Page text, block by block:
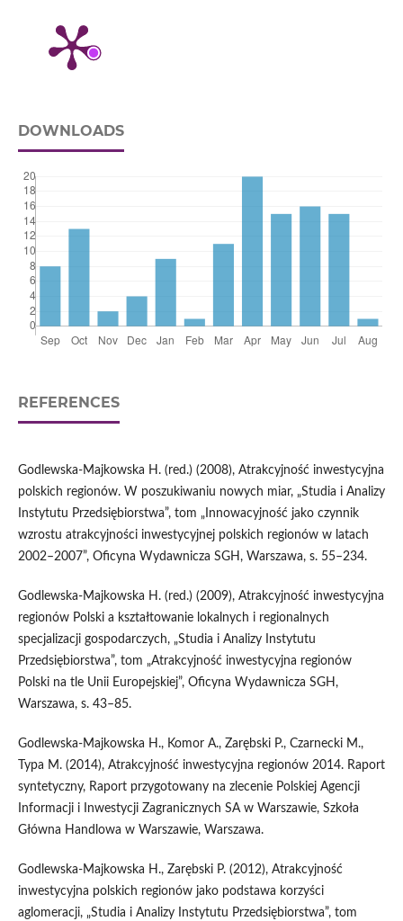
DOWNLOADS
REFERENCES
Godlewska‑Majkowska H. (red.) (2008), Atrakcyjność inwestycyjna
polskich regionów. W poszukiwaniu nowych miar, „Studia i Analizy
Instytutu Przedsiębiorstwa”, tom „Innowacyjność jako czynnik
wzrostu atrakcyjności inwestycyjnej polskich regionów w latach
2002–2007”, Oficyna Wydawnicza SGH, Warszawa, s. 55–234.
Godlewska‑Majkowska H. (red.) (2009), Atrakcyjność inwestycyjna
regionów Polski a kształtowanie lokalnych i regionalnych
specjalizacji gospodarczych, „Studia i Analizy Instytutu
Przedsiębiorstwa”, tom „Atrakcyjność inwestycyjna regionów
Polski na tle Unii Europejskiej”, Oficyna Wydawnicza SGH,
Warszawa, s. 43–85.
Godlewska‑Majkowska H., Komor A., Zarębski P., Czarnecki M.,
Typa M. (2014), Atrakcyjność inwestycyjna regionów 2014. Raport
syntetyczny, Raport przygotowany na zlecenie Polskiej Agencji
Informacji i Inwestycji Zagranicznych SA w Warszawie, Szkoła
Główna Handlowa w Warszawie, Warszawa.
Godlewska‑Majkowska H., Zarębski P. (2012), Atrakcyjność
inwestycyjna polskich regionów jako podstawa korzyści
aglomeracji, „Studia i Analizy Instytutu Przedsiębiorstwa”, tom